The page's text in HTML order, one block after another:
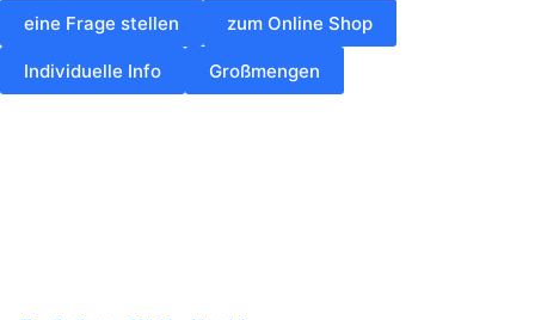
eine Frage stellen zum Online Shop
Individuelle Info Großmengen